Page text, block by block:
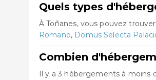
Quels types
À Toñanes, vous pouvez
Romano, Domus Selecta
Combien
Il y a 3 hébergements à moins